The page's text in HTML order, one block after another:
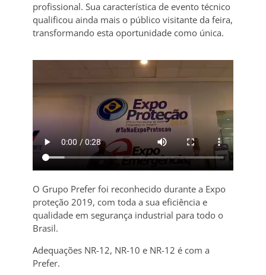
profissional. Sua característica de evento técnico
qualificou ainda mais o público visitante da feira,
transformando esta oportunidade como única.
O Grupo Prefer foi reconhecido durante a Expo
proteção 2019, com toda a sua eficiência e
qualidade em segurança industrial para todo o
Brasil.
Adequações NR-12, NR-10 e NR-12 é com a
Prefer.